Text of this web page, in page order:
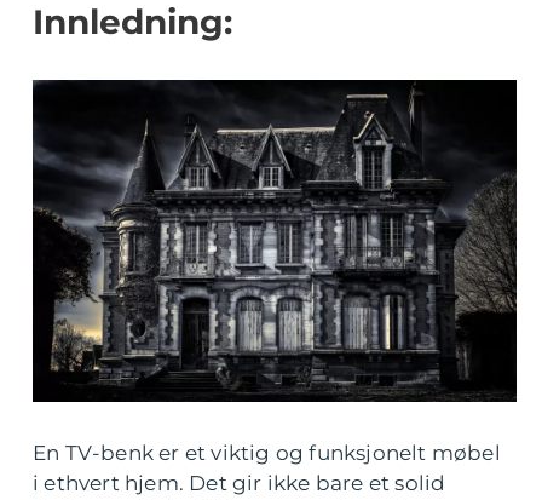
Innledning:
En TV-benk er et viktig og funksjonelt møbel
i ethvert hjem. Det gir ikke bare et solid